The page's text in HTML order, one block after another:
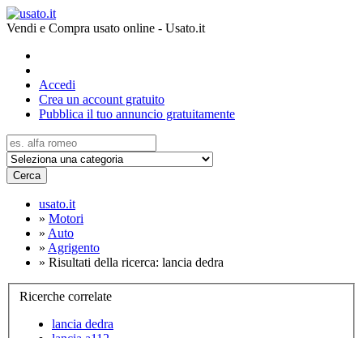
Vendi e Compra usato online - Usato.it
Accedi
Crea un account gratuito
Pubblica il tuo annuncio gratuitamente
Cerca
usato.it
» Motori
» Auto
» Agrigento
» Risultati della ricerca: lancia dedra
Ricerche correlate
lancia dedra